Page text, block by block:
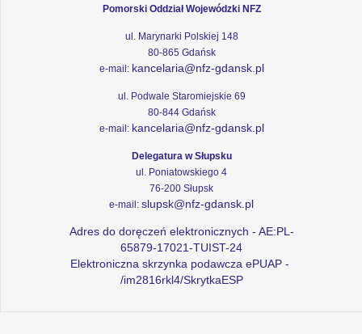
Pomorski Oddział Wojewódzki NFZ
ul. Marynarki Polskiej 148
80-865 Gdańsk
e-mail: kancelaria@nfz-gdansk.pl
ul. Podwale Staromiejskie 69
80-844 Gdańsk
e-mail: kancelaria@nfz-gdansk.pl
Delegatura w Słupsku
ul. Poniatowskiego 4
76-200 Słupsk
e-mail: slupsk@nfz-gdansk.pl
Adres do doręczeń elektronicznych - AE:PL-
65879-17021-TUIST-24
Elektroniczna skrzynka podawcza ePUAP -
/im2816rkl4/SkrytkaESP